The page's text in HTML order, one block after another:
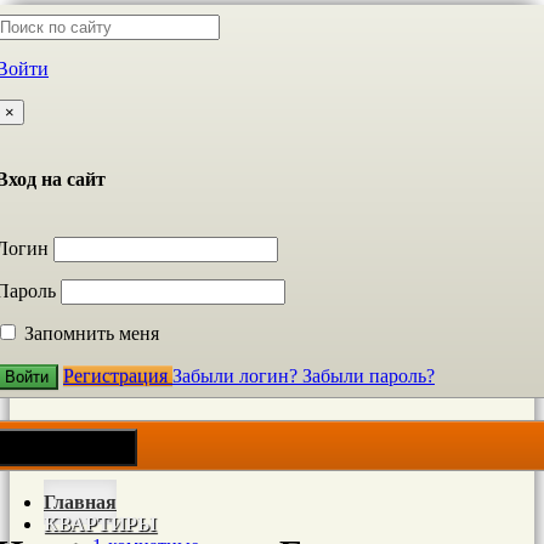
×
на сайт
Запомнить меня
Войти РегистрацияЗабыли логин? Забыли пароль?
Главная
КВАРТИРЫ